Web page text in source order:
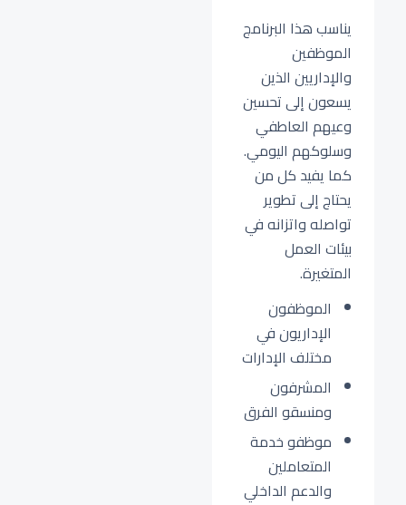
يناسب هذا البرنامج
الموظفين
والإداريين الذين
يسعون إلى تحسين
وعيهم العاطفي
وسلوكهم اليومي.
كما يفيد كل من
يحتاج إلى تطوير
تواصله واتزانه في
بيئات العمل
المتغيرة.
الموظفون
الإداريون في
مختلف الإدارات
المشرفون
ومنسقو الفرق
موظفو خدمة
المتعاملين
والدعم الداخلي